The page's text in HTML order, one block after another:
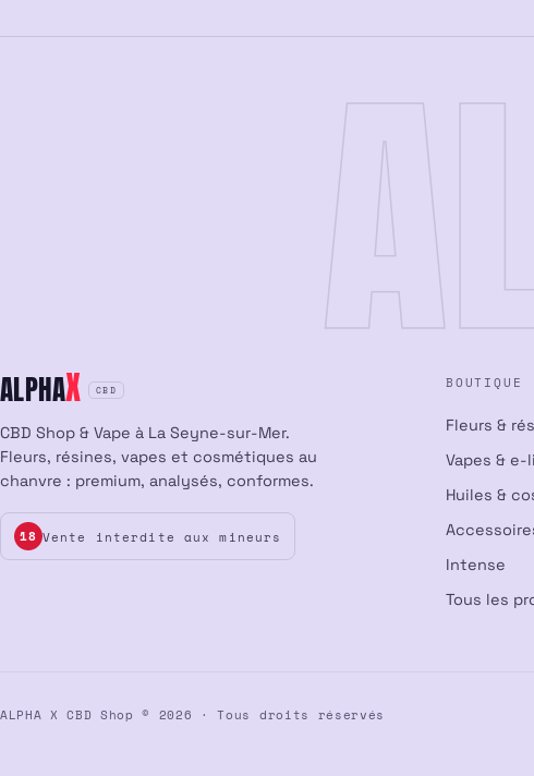
ALPHAX CBD
CBD Shop & Vape à La Seyne-sur-Mer.
Fleurs, résines, vapes et cosmétiques au
chanvre : premium, analysés, conformes.
18 Vente interdite aux mineurs
BOUTIQUE
Fleurs &
Vapes &
Huiles &
Intense
Tous les
ALPHA X CBD Shop © 2026 · Tous droits réservés